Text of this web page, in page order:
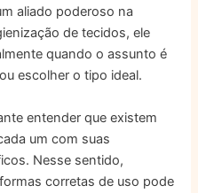
aliado poderoso na
de tecidos, ele
quando o assunto é
escolher o tipo ideal.
entender que existem
um com suas
Nesse sentido,
corretas de uso pode